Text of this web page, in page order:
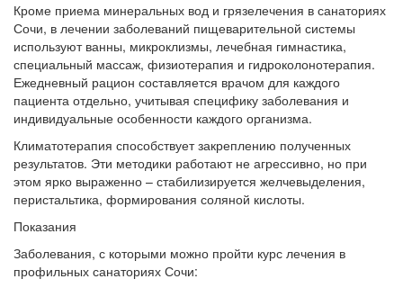
Кроме приема минеральных вод и грязелечения в санаториях
Сочи, в лечении заболеваний пищеварительной системы
используют ванны, микроклизмы, лечебная гимнастика,
специальный массаж, физиотерапия и гидроколонотерапия.
Ежедневный рацион составляется врачом для каждого
пациента отдельно, учитывая специфику заболевания и
индивидуальные особенности каждого организма.
Климатотерапия способствует закреплению полученных
результатов. Эти методики работают не агрессивно, но при
этом ярко выраженно – стабилизируется желчевыделения,
перистальтика, формирования соляной кислоты.
Показания
Заболевания, с которыми можно пройти курс лечения в
профильных санаториях Сочи: